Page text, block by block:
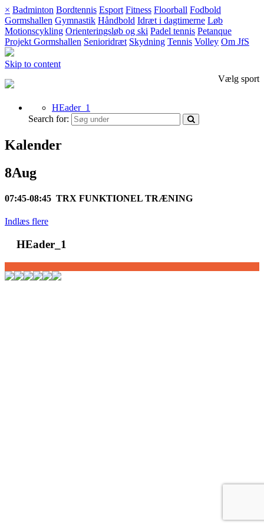
× Badminton Bordtennis Esport Fitness Floorball Fodbold
Gormshallen Gymnastik Håndbold Idræt i dagtimerne Løb
Motionscykling Orienteringsløb og ski Padel tennis Petanque
Projekt Gormshallen Senioridræt Skydning Tennis Volley Om JfS
Vælg sport
Skip to content
HEader_1
Search for:
Kalender
8Aug
07:45-08:45 TRX FUNKTIONEL TRÆNING
Indlæs flere
HEader_1